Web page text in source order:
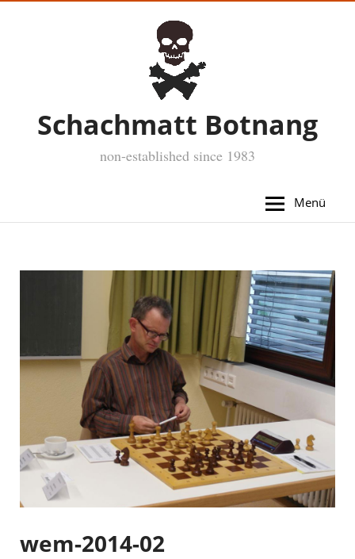
Schachmatt Botnang
non-established since 1983
Menü
wem-2014-02